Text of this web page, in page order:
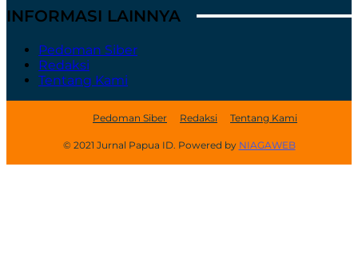
INFORMASI LAINNYA
Pedoman Siber
Redaksi
Tentang Kami
Pedoman Siber Redaksi Tentang Kami
© 2021 Jurnal Papua ID. Powered by NIAGAWEB